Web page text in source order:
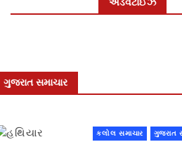
એડવર્ટાઈઝ
ગુજરાત સમાચાર
કલોલ સમાચાર ગુજરાત